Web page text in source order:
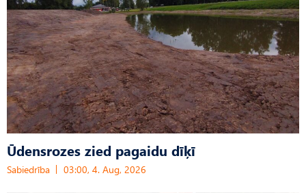
Ūdensrozes zied pagaidu dīķī
Sabiedrība 03:00, 4. Aug, 2026